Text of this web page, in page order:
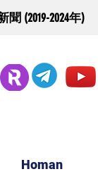
聞 (2019-2024年)
Homan